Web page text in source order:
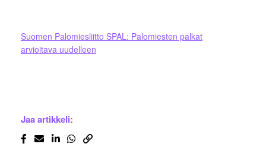
Suomen Palomiesliitto SPAL: Palomiesten palkat
arvioitava uudelleen
Jaa artikkeli: